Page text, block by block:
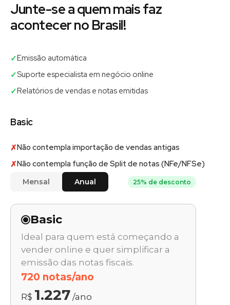
Junte-se a quem mais faz
acontecer no Brasil!
✓Emissão automática
✓Suporte especialista em negócio online
✓Relatórios de vendas e notas emitidas
Basic
✗Não contempla importação de vendas antigas
✗Não contempla função de Split de notas (NFe/NFSe)
Mensal Anual 25% de desconto
Basic
Ideal para quem está começando a
vender online e quer simplificar a
emissão das notas fiscais.
720 notas/ano
R$ 1.227 /ano